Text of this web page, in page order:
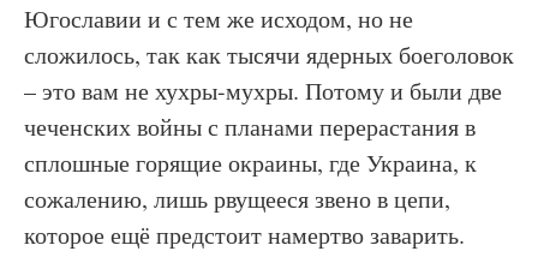
Югославии и с тем же исходом, но не
сложилось, так как тысячи ядерных боеголовок
– это вам не хухры-мухры. Потому и были две
чеченских войны с планами перерастания в
сплошные горящие окраины, где Украина, к
сожалению, лишь рвущееся звено в цепи,
которое ещё предстоит намертво заварить.